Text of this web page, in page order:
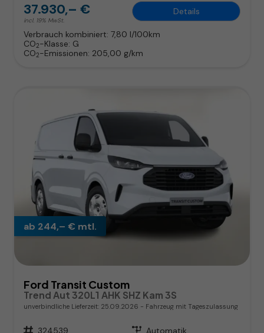
37.930,– €
incl. 19% MwSt.
Details
Verbrauch kombiniert: 7,80 l/100km
CO2-Klasse: G
CO2-Emissionen: 205,00 g/km
ab 244,– € mtl.
Ford Transit Custom
Trend Aut 320L1 AHK SHZ Kam 3S
unverbindliche Lieferzeit: 25.09.2026 Fahrzeug mit Tageszulassung
Fahrzeugnr. 324539 Getriebe Automatik